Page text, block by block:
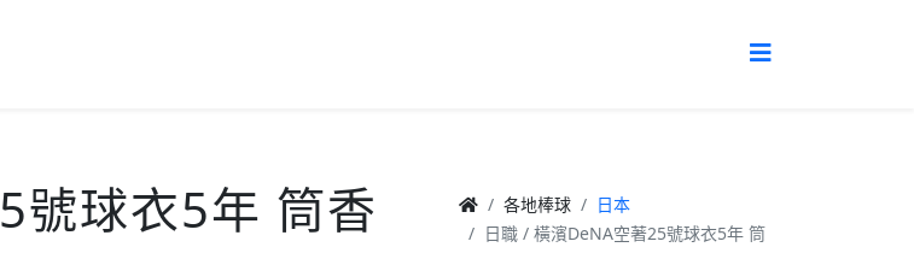
號球衣5年 筒香
各地棒球
日本
日職 / 橫濱DeNA空著25號球衣5年 筒